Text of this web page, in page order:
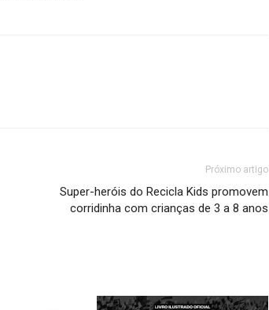
Próximo artigo
Super-heróis do Recicla Kids promovem
corridinha com crianças de 3 a 8 anos